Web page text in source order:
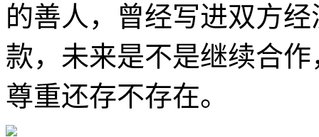
的善人，曾经写进双方
款，未来是不是继续合
尊重还存不存在。